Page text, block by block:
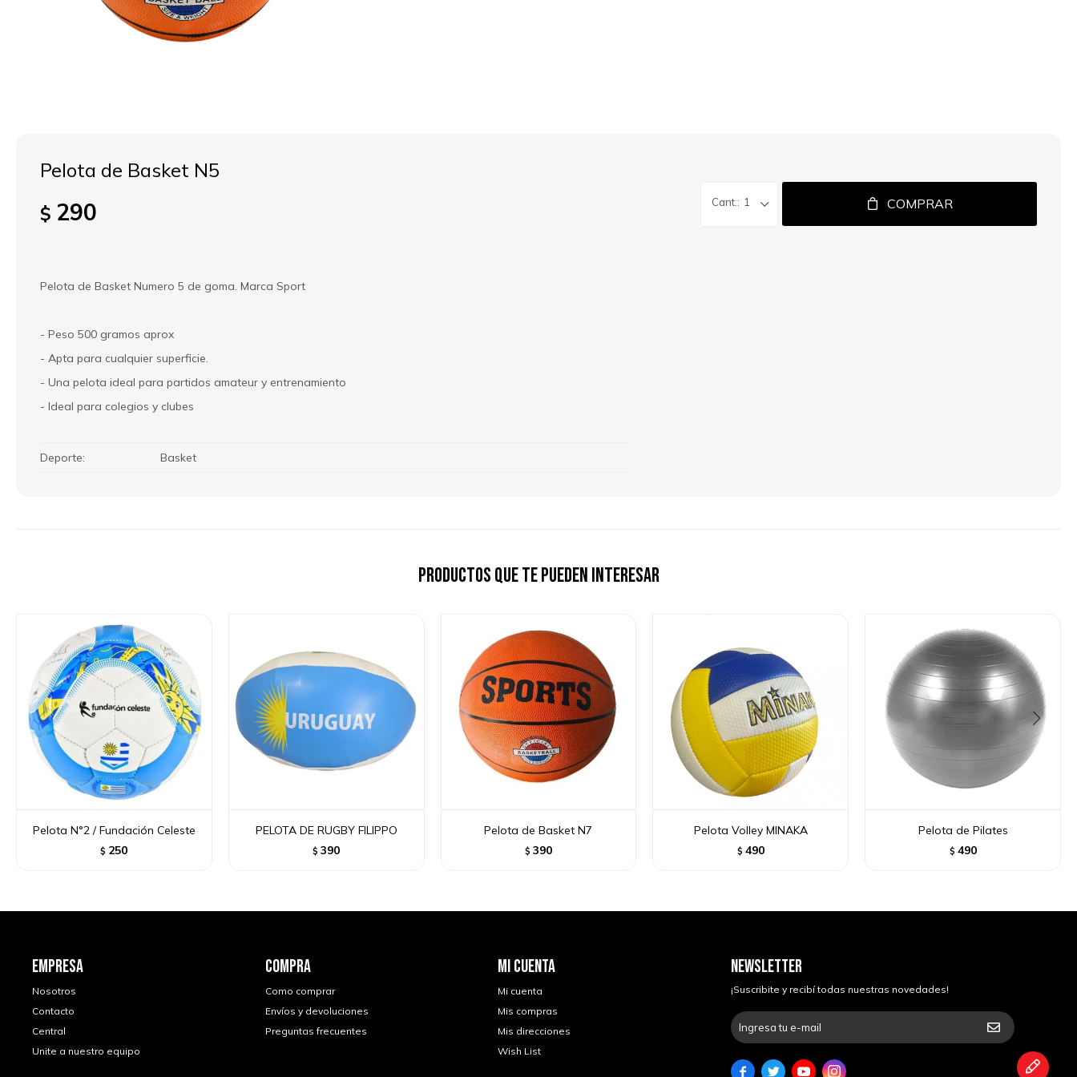
Pelota de Basket N5
$ 290
Pelota de Basket Numero 5 de goma. Marca Sport
- Peso 500 gramos aprox
- Apta para cualquier superficie.
- Una pelota ideal para partidos amateur y entrenamiento
- Ideal para colegios y clubes
Deporte Basket
1 COMPRAR
Productos que te pueden interesar
Pelota N°2 / Fundación Celeste
$ 250
PELOTA DE RUGBY FILIPPO
$ 390
Pelota de Basket N7
$ 390
Pelota Volley MINAKA
$ 490
Pelota de Pilates
$ 490
EMPRESA
Nosotros
Contacto
Central
Unite a nuestro equipo
COMPRA
Como comprar
Envíos y devoluciones
Preguntas frecuentes
MI CUENTA
Mi cuenta
Mis compras
Mis direcciones
Wish List
NEWSLETTER
¡Suscribite y recibí todas nuestras novedades!
   